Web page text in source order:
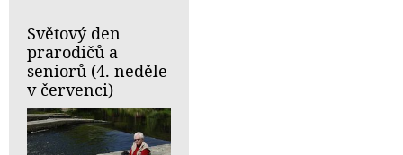
Světový den
prarodičů a
seniorů (4. neděle
v červenci)